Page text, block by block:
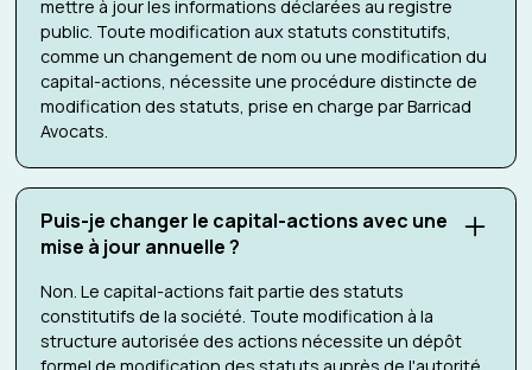
mettre à jour les informations déclarées au registre
public. Toute modification aux statuts constitutifs,
comme un changement de nom ou une modification du
capital-actions, nécessite une procédure distincte de
modification des statuts, prise en charge par Barricad
Avocats.
Puis-je changer le capital-actions avec une
mise à jour annuelle ?
Non. Le capital-actions fait partie des statuts
constitutifs de la société. Toute modification à la
structure autorisée des actions nécessite un dépôt
formel de modification des statuts auprès de l'autorité